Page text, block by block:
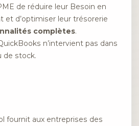
de réduire leur Besoin en
et d’optimiser leur trésorerie
complètes.
n’intervient pas dans
de stock.
fournit aux entreprises des